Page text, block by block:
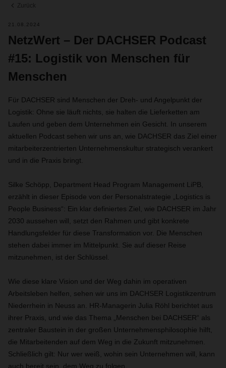
Zurück
21.08.2024
NetzWert – Der DACHSER Podcast
#15: Logistik von Menschen für
Menschen
Für DACHSER sind Menschen der Dreh- und Angelpunkt der
Logistik: Ohne sie läuft nichts, sie halten die Lieferketten am
Laufen und geben dem Unternehmen ein Gesicht. In unserem
aktuellen Podcast sehen wir uns an, wie DACHSER das Ziel einer
mitarbeiterzentrierten Unternehmenskultur strategisch verankert
und in die Praxis bringt.
Silke Schöpp, Department Head Program Management LiPB,
erzählt in dieser Episode von der Personalstrategie „Logistics is
People Business“: Ein klar definiertes Ziel, wie DACHSER im Jahr
2030 aussehen will, setzt den Rahmen und gibt konkrete
Handlungsfelder für diese Transformation vor. Die Menschen
stehen dabei immer im Mittelpunkt. Sie auf dieser Reise
mitzunehmen, ist der Schlüssel.
Wie diese klare Vision und der Weg dahin im operativen
Arbeitsleben helfen, sehen wir uns im DACHSER Logistikzentrum
Niederrhein in Neuss an. HR-Managerin Julia Röhl berichtet aus
ihrer Praxis, und wie das Thema „Menschen bei DACHSER“ als
zentraler Baustein in der großen Unternehmensphilosophie hilft,
die Mitarbeitenden auf dem Weg in die Zukunft mitzunehmen.
Schließlich gilt: Nur wer weiß, wohin sein Unternehmen will, kann
auch bereit sein, dem Weg zu folgen.